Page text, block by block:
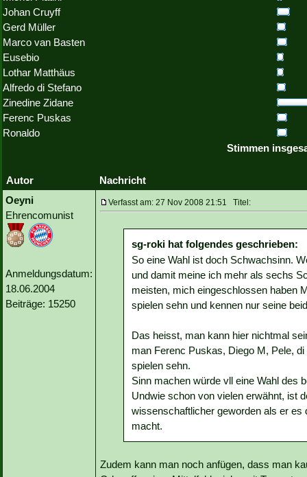
Johan Cruyff
Gerd Müller
Marco van Basten
Eusebio
Lothar Matthäus
Alfredo di Stefano
Zinedine Zidane
Ferenc Puskas
Ronaldo
Stimmen
Autor
Nachricht
Oeyni
Ehrencomunist
Anmeldungsdatum:
18.06.2004
Beiträge: 15250
Verfasst am: 27 Nov 2008 21:51 Titel:
sg-roki hat folgendes geschrieben:
So eine Wahl ist doch Schwachsinn.
und damit meine ich mehr als sechs
meisten, mich eingeschlossen haben
spielen sehn und kennen nur seine
Das heisst, man kann hier nichtmal
man Ferenc Puskas, Diego M, Pele,
spielen sehn.
Sinn machen würde vll eine Wahl des
Undwie schon von vielen erwähnt, ist
wissenschaftlicher geworden als er es
macht.
Zudem kann man noch anfügen, dass man